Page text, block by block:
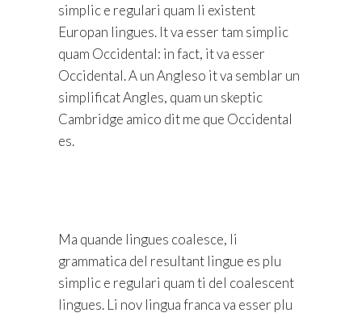
simplic e regulari quam li existent
Europan lingues. It va esser tam simplic
quam Occidental: in fact, it va esser
Occidental. A un Angleso it va semblar un
simplificat Angles, quam un skeptic
Cambridge amico dit me que Occidental
es.
Ma quande lingues coalesce, li
grammatica del resultant lingue es plu
simplic e regulari quam ti del coalescent
lingues. Li nov lingua franca va esser plu